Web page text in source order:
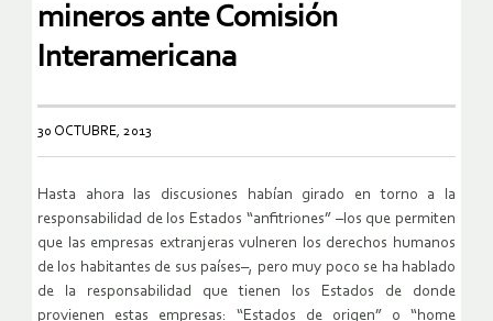
mineros ante Comisión
Interamericana
30 OCTUBRE, 2013
Hasta ahora las discusiones habían girado en torno a la
responsabilidad de los Estados “anfitriones” –los que permiten
que las empresas extranjeras vulneren los derechos humanos
de los habitantes de sus países–, pero muy poco se ha hablado
de la responsabilidad que tienen los Estados de donde
provienen estas empresas: “Estados de origen” o “home